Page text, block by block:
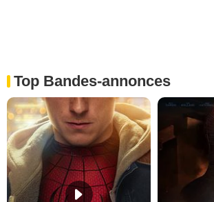
Top Bandes-annonces